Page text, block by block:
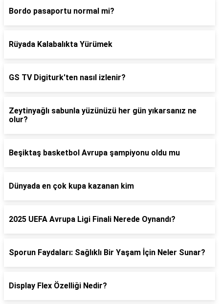
Bordo pasaportu normal mi?
Rüyada Kalabalıkta Yürümek
GS TV Digiturk'ten nasıl izlenir?
Zeytinyağlı sabunla yüzünüzü her gün yıkarsanız ne
olur?
Beşiktaş basketbol Avrupa şampiyonu oldu mu
Dünyada en çok kupa kazanan kim
2025 UEFA Avrupa Ligi Finali Nerede Oynandı?
Sporun Faydaları: Sağlıklı Bir Yaşam İçin Neler Sunar?
Display Flex Özelliği Nedir?